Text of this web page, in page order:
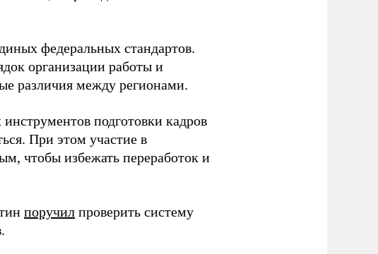
федеральных стандартов.
организации работы и
различия между регионами.
подготовки кадров
При этом участие в
чтобы избежать переработок и
поручил проверить систему